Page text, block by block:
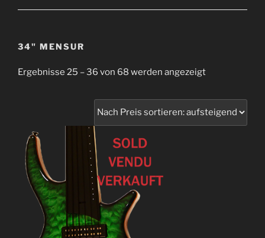
34" MENSUR
Ergebnisse 25 – 36 von 68 werden angezeigt